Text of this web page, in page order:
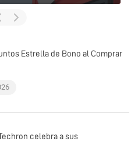
Estrella de Bono al Comprar
celebra a sus